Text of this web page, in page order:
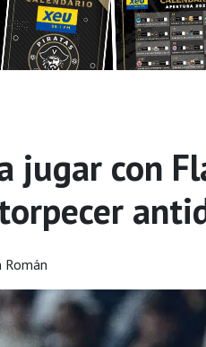
jugar con
Román